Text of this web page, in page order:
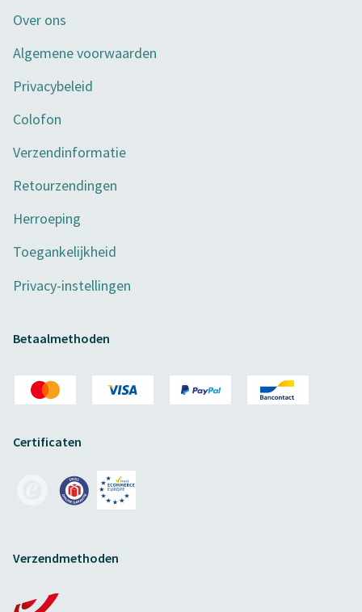
Over ons
Algemene voorwaarden
Privacybeleid
Colofon
Verzendinformatie
Retourzendingen
Herroeping
Toegankelijkheid
Privacy-instellingen
Betaalmethoden
Certificaten
Verzendmethoden